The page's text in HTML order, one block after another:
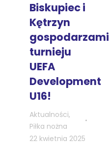
Biskupiec i
Kętrzyn
gospodarzami
turnieju
UEFA
Development
U16!
Aktualności,
Piłka nożna
22 kwietnia 2025